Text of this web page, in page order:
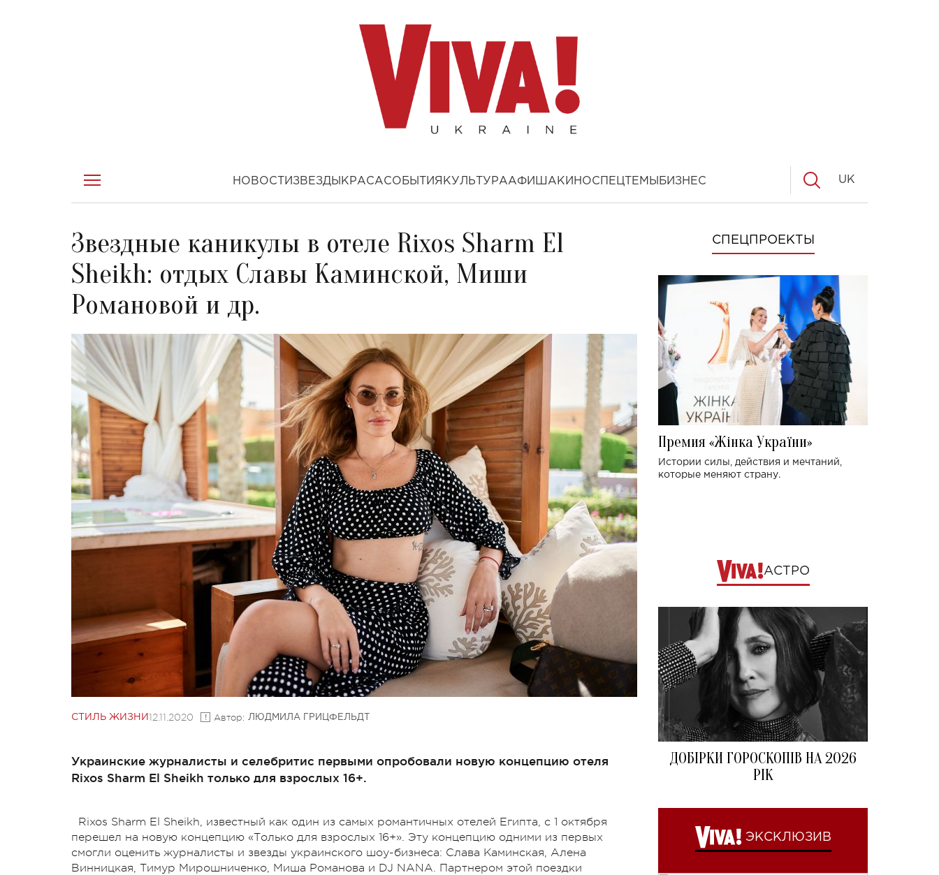
НОВОСТИ ЗВЕЗДЫ КРАСАСОБЫТИЯ КУЛЬТУРААФИША КИНОСПЕЦТЕМЫ БИЗНЕС UK
Звездные каникулы в отеле Rixos Sharm El
Sheikh: отдых Славы Каминской, Миши
Романовой и др.
СТИЛЬ ЖИЗНИ 12.11.2020 Автор: ЛЮДМИЛА ГРИЦФЕЛЬДТ
Украинские журналисты и селебритис первыми опробовали новую концепцию отеля
Rixos Sharm El Sheikh только для взрослых 16+.
Rixos Sharm El Sheikh, известный как один из самых романтичных отелей Египта, с 1 октября
перешел на новую концепцию «Только для взрослых 16+». Эту концепцию одними из первых
смогли оценить журналисты и звезды украинского шоу-бизнеса: Слава Каминская, Алена
Винницкая, Тимур Мирошниченко, Миша Романова и DJ NANA. Партнером этой поездки
СПЕЦПРОЕКТЫ
Премия «Жінка України»
Истории силы, действия и мечтаний,
которые меняют страну.
АСТРО
ДОБІРКИ ГОРОСКОПІВ НА 2026
РІК
ЭКСКЛЮЗИВ